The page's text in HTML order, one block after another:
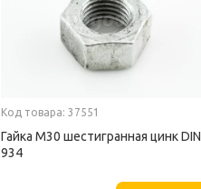
Код товара: 37551
Гайка М30 шестигранная цинк DIN
934